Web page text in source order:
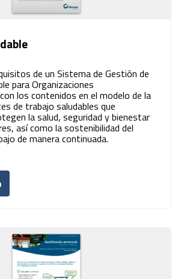
de un Sistema de Gestión de
para Organizaciones
los contenidos en el modelo de la
de trabajo saludables que
la salud, seguridad y bienestar
así como la sostenibilidad del
de manera continuada.